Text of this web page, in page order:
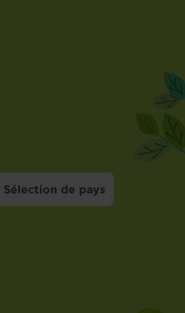
Sélection de pays